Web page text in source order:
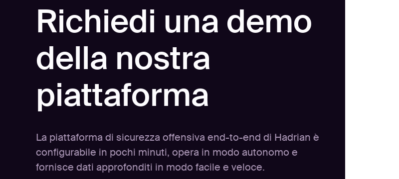
Richiedi una demo
della nostra
piattaforma
La piattaforma di sicurezza offensiva end-to-end di Hadrian è
configurabile in pochi minuti, opera in modo autonomo e
fornisce dati approfonditi in modo facile e veloce.